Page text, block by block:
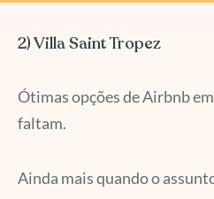
2) Villa Saint Tropez
Ótimas opções de Airbnb
faltam.
Ainda mais quando o